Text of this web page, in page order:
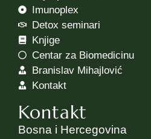
Imunoplex
Detox seminari
Knjige
Centar za Biomedicinu
Branislav Mihajlović
Kontakt
Kontakt
Bosna i Hercegovina